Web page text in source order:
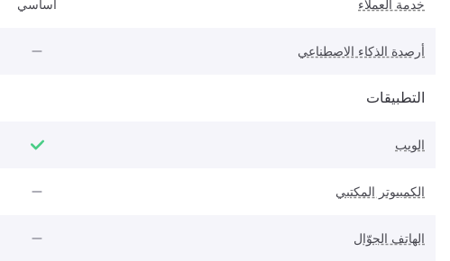
خدمة العملاء أساسي
أرصدة الذكاء الاصطناعي
التطبيقات
الويب
الكمبيوتر المكتبي
الهاتف الجوّال